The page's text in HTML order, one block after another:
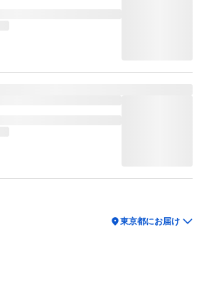
location_on東京都にお届け